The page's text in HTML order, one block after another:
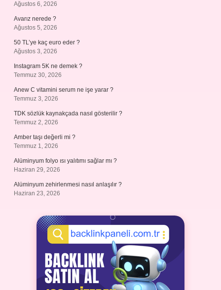
Ağustos 6, 2026
Avarız nerede ?
Ağustos 5, 2026
50 TL’ye kaç euro eder ?
Ağustos 3, 2026
Instagram 5K ne demek ?
Temmuz 30, 2026
Anew C vitamini serum ne işe yarar ?
Temmuz 3, 2026
TDK sözlük kaynakçada nasıl gösterilir ?
Temmuz 2, 2026
Amber taşı değerli mi ?
Temmuz 1, 2026
Alüminyum folyo ısı yalıtımı sağlar mı ?
Haziran 29, 2026
Alüminyum zehirlenmesi nasıl anlaşılır ?
Haziran 23, 2026